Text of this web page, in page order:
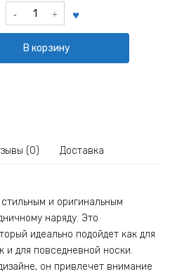
Количество
товара
Ретро
Панда
В корзину
(0) Доставка
и оригинальным
наряду. Это
идеально подойдет как для
и для повседневной носки.
он привлечет внимание